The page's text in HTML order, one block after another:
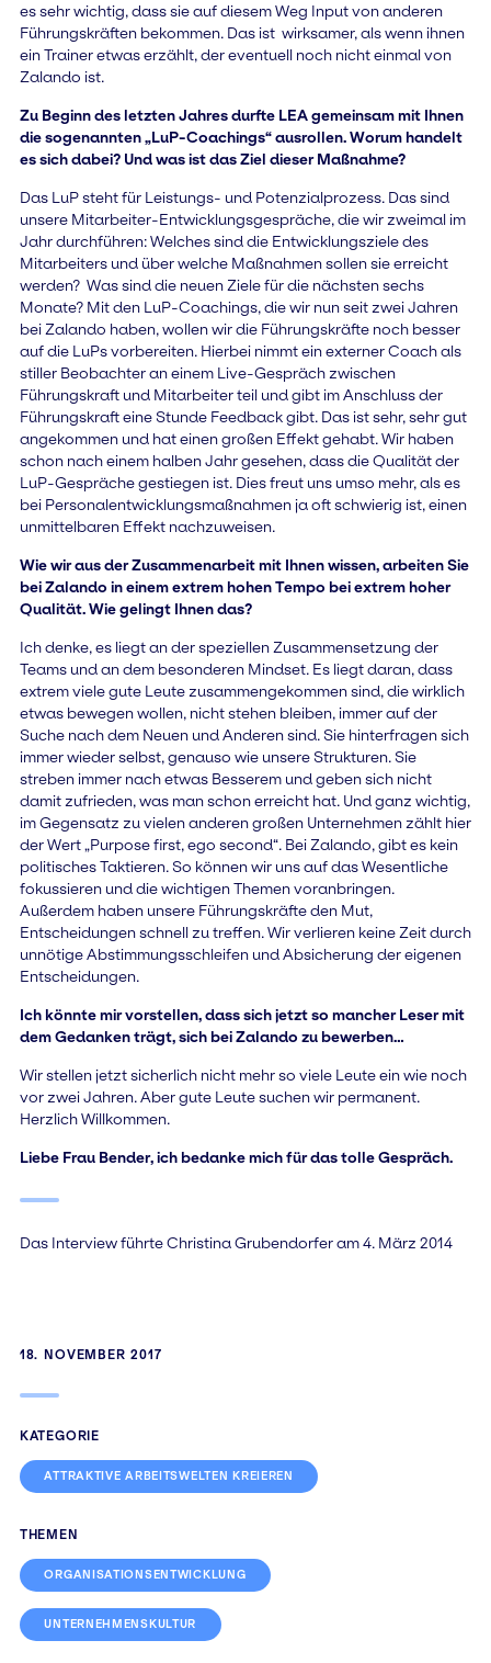
18. NOVEMBER 2017
KATEGORIE
ATTRAKTIVE ARBEITSWELTEN KREIEREN
THEMEN
ORGANISATIONSENTWICKLUNG
UNTERNEHMENSKULTUR
es sehr wichtig, dass sie auf diesem Weg Input von anderen
Führungskräften bekommen. Das ist wirksamer, als wenn ihnen
ein Trainer etwas erzählt, der eventuell noch nicht einmal von
Zalando ist.
Zu Beginn des letzten Jahres durfte LEA gemeinsam mit Ihnen
die sogenannten „LuP-Coachings“ ausrollen. Worum handelt
es sich dabei? Und was ist das Ziel dieser Maßnahme?
Das LuP steht für Leistungs- und Potenzialprozess. Das sind
unsere Mitarbeiter-Entwicklungsgespräche, die wir zweimal im
Jahr durchführen: Welches sind die Entwicklungsziele des
Mitarbeiters und über welche Maßnahmen sollen sie erreicht
werden? Was sind die neuen Ziele für die nächsten sechs
Monate? Mit den LuP-Coachings, die wir nun seit zwei Jahren
bei Zalando haben, wollen wir die Führungskräfte noch besser
auf die LuPs vorbereiten. Hierbei nimmt ein externer Coach als
stiller Beobachter an einem Live-Gespräch zwischen
Führungskraft und Mitarbeiter teil und gibt im Anschluss der
Führungskraft eine Stunde Feedback gibt. Das ist sehr, sehr gut
angekommen und hat einen großen Effekt gehabt. Wir haben
schon nach einem halben Jahr gesehen, dass die Qualität der
LuP-Gespräche gestiegen ist. Dies freut uns umso mehr, als es
bei Personalentwicklungsmaßnahmen ja oft schwierig ist, einen
unmittelbaren Effekt nachzuweisen.
Wie wir aus der Zusammenarbeit mit Ihnen wissen, arbeiten Sie
bei Zalando in einem extrem hohen Tempo bei extrem hoher
Qualität. Wie gelingt Ihnen das?
Ich denke, es liegt an der speziellen Zusammensetzung der
Teams und an dem besonderen Mindset. Es liegt daran, dass
extrem viele gute Leute zusammengekommen sind, die wirklich
etwas bewegen wollen, nicht stehen bleiben, immer auf der
Suche nach dem Neuen und Anderen sind. Sie hinterfragen sich
immer wieder selbst, genauso wie unsere Strukturen. Sie
streben immer nach etwas Besserem und geben sich nicht
damit zufrieden, was man schon erreicht hat. Und ganz wichtig,
im Gegensatz zu vielen anderen großen Unternehmen zählt hier
der Wert „Purpose first, ego second“. Bei Zalando, gibt es kein
politisches Taktieren. So können wir uns auf das Wesentliche
fokussieren und die wichtigen Themen voranbringen.
Außerdem haben unsere Führungskräfte den Mut,
Entscheidungen schnell zu treffen. Wir verlieren keine Zeit durch
unnötige Abstimmungsschleifen und Absicherung der eigenen
Entscheidungen.
Ich könnte mir vorstellen, dass sich jetzt so mancher Leser mit
dem Gedanken trägt, sich bei Zalando zu bewerben…
Wir stellen jetzt sicherlich nicht mehr so viele Leute ein wie noch
vor zwei Jahren. Aber gute Leute suchen wir permanent.
Herzlich Willkommen.
Liebe Frau Bender, ich bedanke mich für das tolle Gespräch.
Das Interview führte Christina Grubendorfer am 4. März 2014